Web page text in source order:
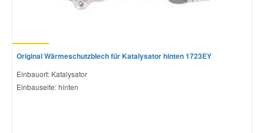
Original Wärmeschutzblech für Katalysator hinten 1723EY
Einbauort: Katalysator
Einbauseite: hinten